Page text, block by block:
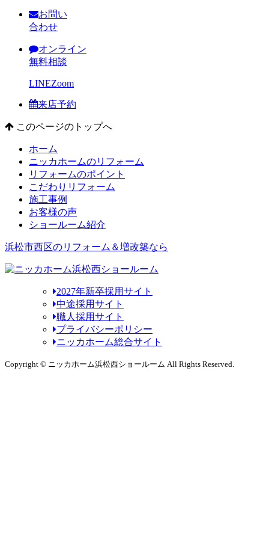
お問い
合わせ
オンライン
無料相談
LINEZoom
来店予約
このページのトップへ
ホーム
ニッカホームのリフォーム
リフォームのポイント
こだわりリフォーム
施工事例
お客様の声
ショールーム紹介
浜松市西区のリフォーム＆増改築なら
2027年新卒採用サイト
中途採用サイト
職人採用サイト
プライバシーポリシー
ニッカホーム総合サイト
Copyright © ニッカホーム浜松西ショールーム All Rights Reserved.